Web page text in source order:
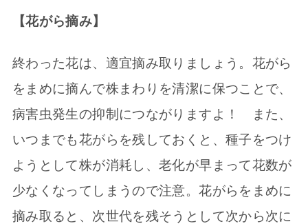
【花がら摘み】
終わった花は、適宜摘み取りましょう。花がら
をまめに摘んで株まわりを清潔に保つことで、
病害虫発生の抑制につながりますよ！ また、
いつまでも花がらを残しておくと、種子をつけ
ようとして株が消耗し、老化が早まって花数が
少なくなってしまうので注意。花がらをまめに
摘み取ると、次世代を残そうとして次から次に